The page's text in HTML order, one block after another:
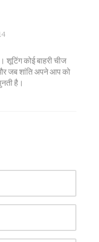
शूटिंग कोई बाहरी चीज
जब शांति अपने आप को
है।